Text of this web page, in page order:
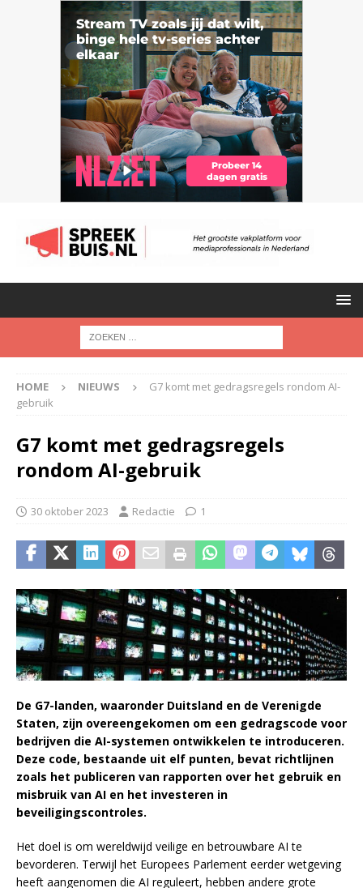
HOME NIEUWS
G7 komt met gedragsregels rondom AI-
gebruik
G7 komt met gedragsregels
rondom AI-gebruik
30 oktober 2023 Redactie 1
De G7-landen, waaronder Duitsland en de Verenigde
Staten, zijn overeengekomen om een gedragscode voor
bedrijven die AI-systemen ontwikkelen te introduceren.
Deze code, bestaande uit elf punten, bevat richtlijnen
zoals het publiceren van rapporten over het gebruik en
misbruik van AI en het investeren in
beveiligingscontroles.
Het doel is om wereldwijd veilige en betrouwbare AI te
bevorderen. Terwijl het Europees Parlement eerder wetgeving
heeft aangenomen die AI reguleert, hebben andere grote